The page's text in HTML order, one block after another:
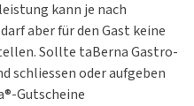
kann je nach
aber für den Gast keine
Sollte taBerna Gastro-
schliessen oder aufgeben
Gutscheine